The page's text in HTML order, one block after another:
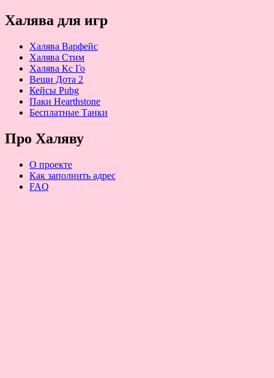
Халява для игр
Халява Варфейс
Халява Стим
Халява Кс Го
Вещи Дота 2
Кейсы Pubg
Паки Hearthstone
Бесплатные Танки
Про Халяву
О проекте
Как заполнить адрес
FAQ